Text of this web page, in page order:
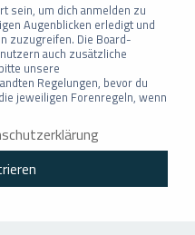
sein, um dich anmelden zu
Augenblicken erledigt und
zuzugreifen. Die Board-
auch zusätzliche
unsere
Regelungen, bevor du
jeweiligen Forenregeln, wenn